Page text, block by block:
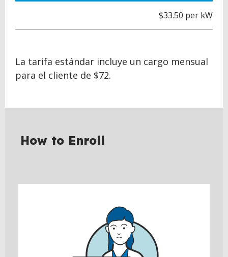
$33.50 per kW
La tarifa estándar incluye un cargo mensual
para el cliente de $72.
How to Enroll